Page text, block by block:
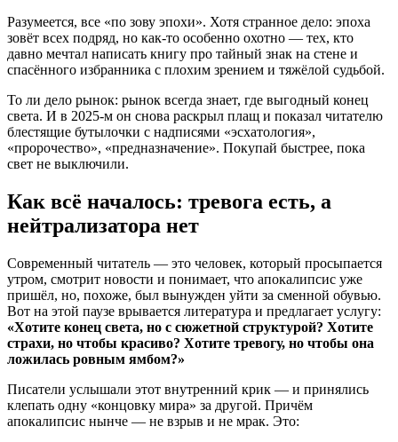
Разумеется, все «по зову эпохи». Хотя странное дело: эпоха
зовёт всех подряд, но как-то особенно охотно — тех, кто
давно мечтал написать книгу про тайный знак на стене и
спасённого избранника с плохим зрением и тяжёлой судьбой.
То ли дело рынок: рынок всегда знает, где выгодный конец
света. И в 2025-м он снова раскрыл плащ и показал читателю
блестящие бутылочки с надписями «эсхатология»,
«пророчество», «предназначение». Покупай быстрее, пока
свет не выключили.
Как всё началось: тревога есть, а
нейтрализатора нет
Современный читатель — это человек, который просыпается
утром, смотрит новости и понимает, что апокалипсис уже
пришёл, но, похоже, был вынужден уйти за сменной обувью.
Вот на этой паузе врывается литература и предлагает услугу:
«Хотите конец света, но с сюжетной структурой? Хотите
страхи, но чтобы красиво? Хотите тревогу, но чтобы она
ложилась ровным ямбом?»
Писатели услышали этот внутренний крик — и принялись
клепать одну «концовку мира» за другой. Причём
апокалипсис нынче — не взрыв и не мрак. Это: